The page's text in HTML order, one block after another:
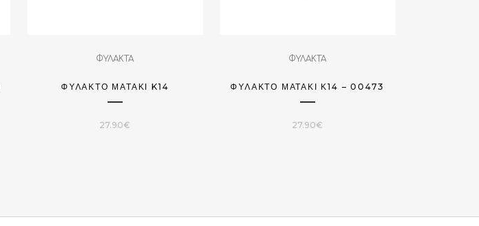
ΦΥΛΑΚΤΑ
ΦΥΛΑΚΤΌ ΜΑΤΆΚΙ K14
27.90€
ΦΥΛΑΚΤΑ
ΦΥΛΑΚΤΌ ΜΑΤΆΚΙ Κ14 – 00473
27.90€